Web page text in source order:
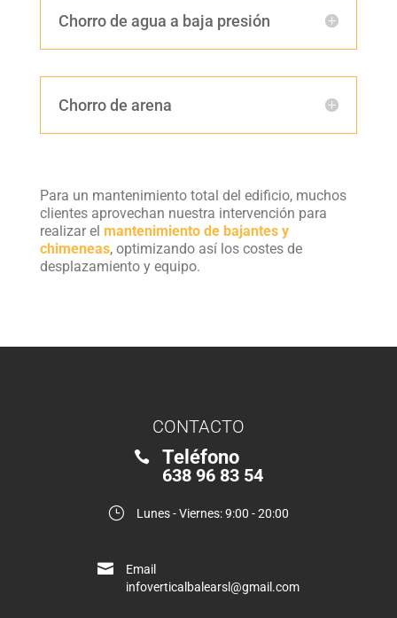
Chorro de agua a baja presión
Chorro de arena
Para un mantenimiento total del edificio, muchos
clientes aprovechan nuestra intervención para
realizar el mantenimiento de bajantes y
chimeneas, optimizando así los costes de
desplazamiento y equipo.
CONTACTO
 Teléfono
638 96 83 54
} Lunes - Viernes: 9:00 - 20:00

Email
infoverticalbalearsl@gmail.com